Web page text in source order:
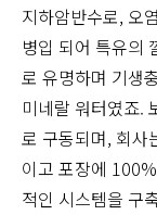
지하암반수로, 오
병입 되어 특유의
로 유명하며 기생
미네랄 워터였죠.
로 구동되며, 회사
이고 포장에
적인 시스템을 구